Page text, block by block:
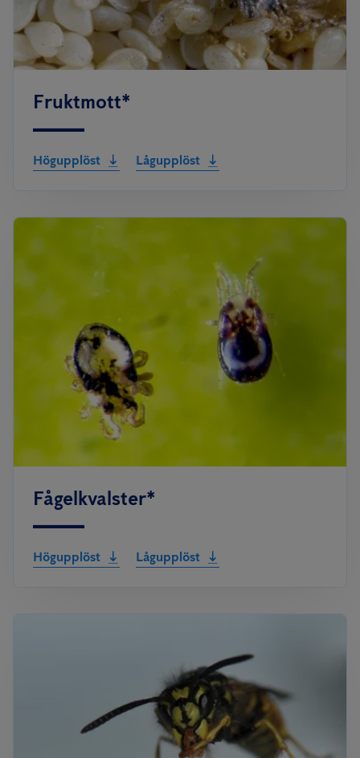
Fruktmott*
Högupplöst Lågupplöst
Fågelkvalster*
Högupplöst Lågupplöst